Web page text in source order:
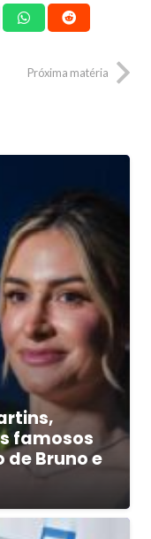
Próxima matéria
famosos
Bruno e